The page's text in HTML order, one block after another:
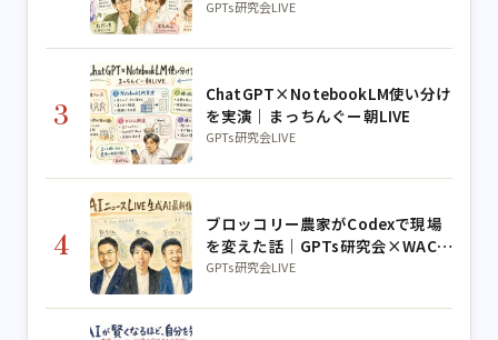
イン実演
GPTs研究会LIVE
3
ChatGPT×NotebookLM使い分け
を実演｜まっちんぐー朝LIVE
GPTs研究会LIVE
4
ブロッコリー農家がCodexで現場
を変えた話｜GPTs研究会×WACA
コラボLIVE
GPTs研究会LIVE